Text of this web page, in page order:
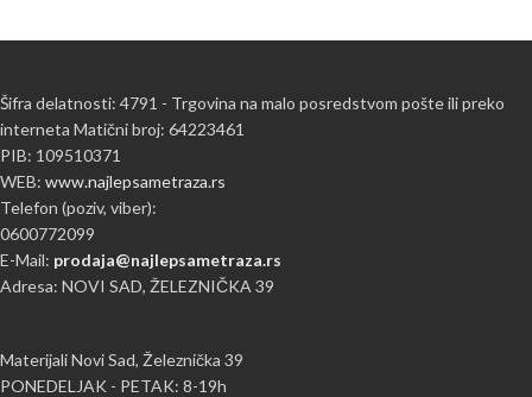
Šifra delatnosti: 4791 - Trgovina na malo posredstvom pošte ili preko
interneta Matični broj: 64223461
PIB: 109510371
WEB: www.najlepsametraza.rs
Telefon (poziv, viber):
0600772099
E-Mail: prodaja@najlepsametraza.rs
Adresa: NOVI SAD, ŽELEZNIČKA 39
Materijali Novi Sad, Železnička 39
PONEDELJAK - PETAK: 8-19h